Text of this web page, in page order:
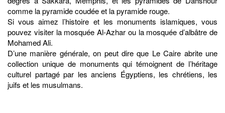
comme la pyramide coudée et la pyramide rouge.
Si vous aimez l’histoire et les monuments islamiques, vous
pouvez visiter la mosquée Al-Azhar ou la mosquée d’albâtre de
Mohamed Ali.
D’une manière générale, on peut dire que Le Caire abrite une
collection unique de monuments qui témoignent de l’héritage
culturel partagé par les anciens Égyptiens, les chrétiens, les
juifs et les musulmans.